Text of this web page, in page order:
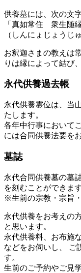
供養墓には、次の文
「真如常住 衆生随縁
（しんにょじょうじ
お釈迦さまの教えは
りは縁によって結び
永代供養過去帳
永代供養霊位は、当
たします。
各年中行事において
には合同供養法要を
墓誌
永代合同供養墓の墓
を刻むことができます
※生前の宗教・宗旨
永代供養をお考えの
と思います。
永代供養料、お布施
などをお伺いし、 ご
す。
生前のご予約やご見